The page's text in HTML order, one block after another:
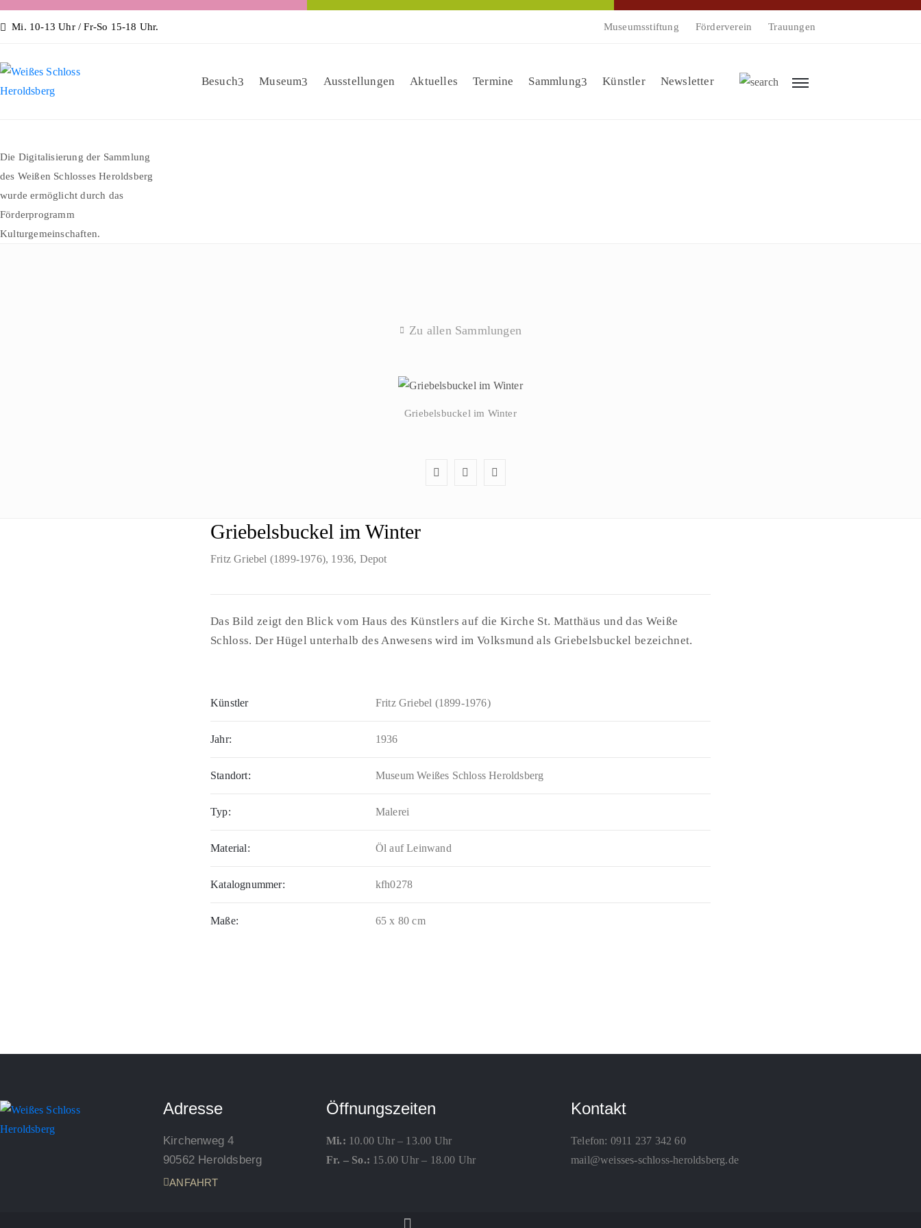
Mi. 10-13 Uhr / Fr-So 15-18 Uhr. Museumsstiftung Förderverein Trauungen
Besuch Museum Ausstellungen Aktuelles Termine Sammlung Künstler Newsletter
Die Digitalisierung der Sammlung
des Weißen Schlosses Heroldsberg
wurde ermöglicht durch das
Förderprogramm
Kulturgemeinschaften.
Zu allen Sammlungen
Griebelsbuckel im Winter
Griebelsbuckel im Winter
Fritz Griebel (1899-1976), 1936, Depot
Das Bild zeigt den Blick vom Haus des Künstlers auf die Kirche St. Matthäus und das Weiße
Schloss. Der Hügel unterhalb des Anwesens wird im Volksmund als Griebelsbuckel bezeichnet.
Künstler Fritz Griebel (1899-1976)
Jahr: 1936
Standort: Museum Weißes Schloss Heroldsberg
Typ: Malerei
Material: Öl auf Leinwand
Katalognummer: kfh0278
Maße: 65 x 80 cm
Adresse
Kirchenweg 4
90562 Heroldsberg
ANFAHRT
Öffnungszeiten
Mi.: 10.00 Uhr – 13.00 Uhr
Fr. – So.: 15.00 Uhr – 18.00 Uhr
Kontakt
Telefon: 0911 237 342 60
mail@weisses-schloss-heroldsberg.de